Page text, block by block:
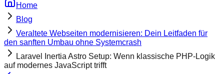
Home
Blog
Veraltete Webseiten modernisieren: Dein Leitfaden für
den sanften Umbau ohne Systemcrash
Laravel Inertia Astro Setup: Wenn klassische PHP-Logik
auf modernes JavaScript trifft